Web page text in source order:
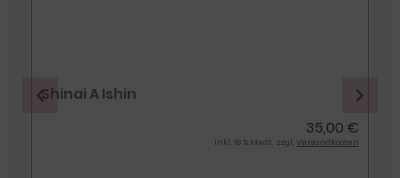
Shinai A Ishin
35,00 €
inkl. 19 % MwSt. zzgl. Versandkosten